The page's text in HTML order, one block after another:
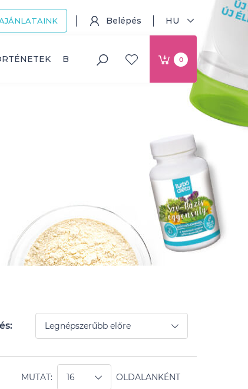
Belépés HU
BLOG 0
MUTAT: OLDALANKÉNT